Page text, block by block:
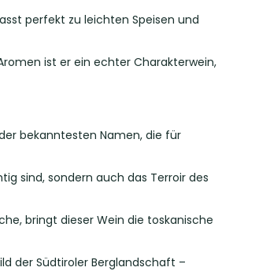
perfekt zu leichten Speisen und
ist er ein echter Charakterwein,
bekanntesten Namen, die für
sind, sondern auch das Terroir des
bringt dieser Wein die toskanische
der Südtiroler Berglandschaft –